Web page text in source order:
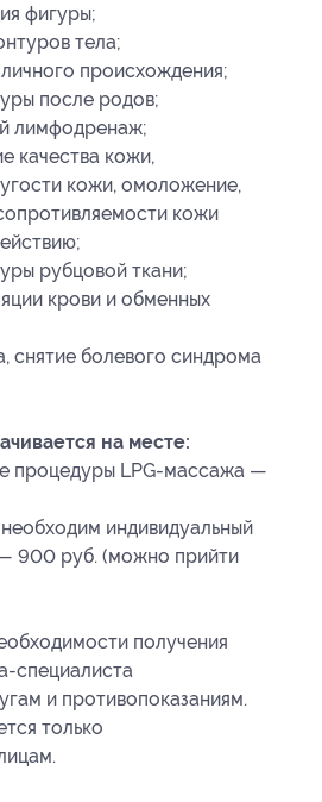
фигуры;
тела;
происхождения;
после родов;
лимфодренаж;
качества кожи,
кожи, омоложение,
кожи
рубцовой ткани;
крови и обменных
снятие болевого синдрома
на месте:
процедуры LPG-массажа —
индивидуальный
900 руб. (можно прийти
получения
специалиста
и противопоказаниям.
только